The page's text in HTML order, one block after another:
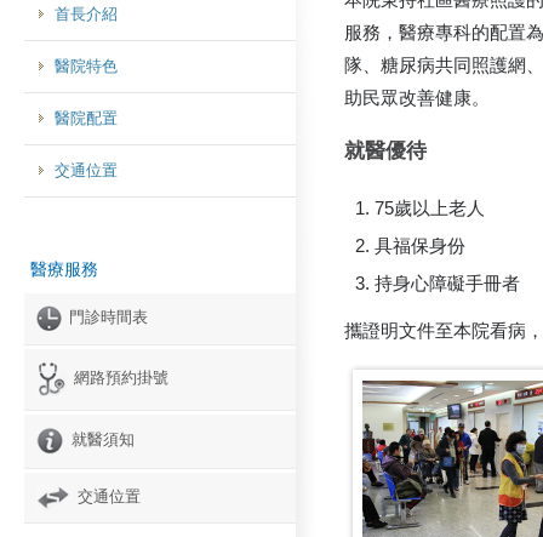
首長介紹
醫院特色
醫院配置
交通位置
醫療服務
門診時間表
網路預約掛號
就醫須知
交通位置
服務，醫療專科的配置
隊、糖尿病共同照護網
助民眾改善健康。
就醫優待
75歲以上老人
具福保身份
持身心障礙手冊者
攜證明文件至本院看病